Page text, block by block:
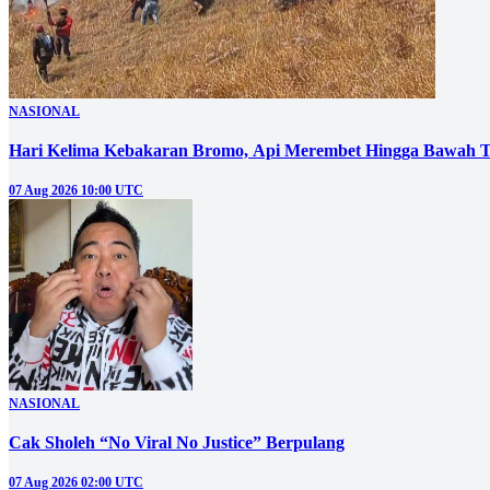
NASIONAL
Hari Kelima Kebakaran Bromo, Api Merembet Hingga Bawah
07 Aug 2026 10:00 UTC
NASIONAL
Cak Sholeh “No Viral No Justice” Berpulang
07 Aug 2026 02:00 UTC